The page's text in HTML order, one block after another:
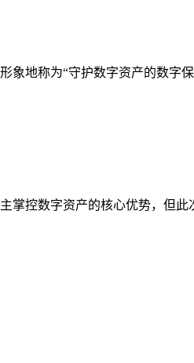
象地称为“守护数字资产的数字
掌控数字资产的核心优势，但此